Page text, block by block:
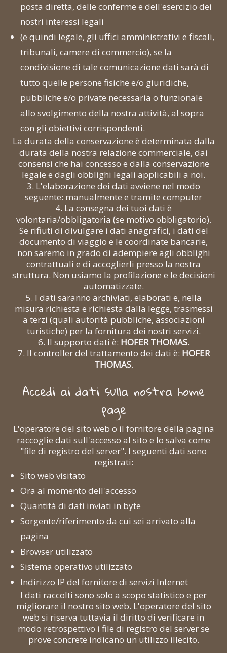
posta diretta, delle conferme e dell'esercizio dei
nostri interessi legali
(e quindi legale, gli uffici amministrativi e fiscali,
tribunali, camere di commercio), se la
condivisione di tale comunicazione dati sarà di
tutto quelle persone fisiche e/o giuridiche,
pubbliche e/o private necessaria o funzionale
allo svolgimento della nostra attività, al sopra
con gli obiettivi corrispondenti.
La durata della conservazione è determinata dalla
durata della nostra relazione commerciale, dai
consensi che hai concesso e dalla conservazione
legale e dagli obblighi legali applicabili a noi.
3. L'elaborazione dei dati avviene nel modo
seguente: manualmente e tramite computer
4. La consegna dei tuoi dati è
volontaria/obbligatoria (se motivo obbligatorio).
Se rifiuti di divulgare i dati anagrafici, i dati del
documento di viaggio e le coordinate bancarie,
non saremo in grado di adempiere agli obblighi
contrattuali e di accoglierli presso la nostra
struttura. Non usiamo la profilazione e le decisioni
automatizzate.
5. I dati saranno archiviati, elaborati e, nella
misura richiesta e richiesta dalla legge, trasmessi
a terzi (quali autorità pubbliche, associazioni
turistiche) per la fornitura dei nostri servizi.
6. Il supporto dati è: HOFER THOMAS.
7. Il controller del trattamento dei dati è: HOFER
THOMAS.
Accedi ai dati sulla nostra home
page
L'operatore del sito web o il fornitore della pagina
raccoglie dati sull'accesso al sito e lo salva come
"file di registro del server". I seguenti dati sono
registrati:
Sito web visitato
Ora al momento dell'accesso
Quantità di dati inviati in byte
Sorgente/riferimento da cui sei arrivato alla
pagina
Browser utilizzato
Sistema operativo utilizzato
Indirizzo IP del fornitore di servizi Internet
I dati raccolti sono solo a scopo statistico e per
migliorare il nostro sito web. L'operatore del sito
web si riserva tuttavia il diritto di verificare in
modo retrospettivo i file di registro del server se
prove concrete indicano un utilizzo illecito.